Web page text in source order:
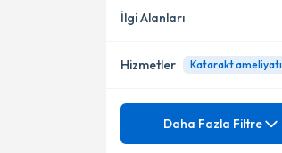
Mezitli
Göz Hastalıkları
İlgi Alanları
Kontakt Lens
Hizmetler Katarakt ameliyatı
Mezuniyet
Daha Fazla Filtre